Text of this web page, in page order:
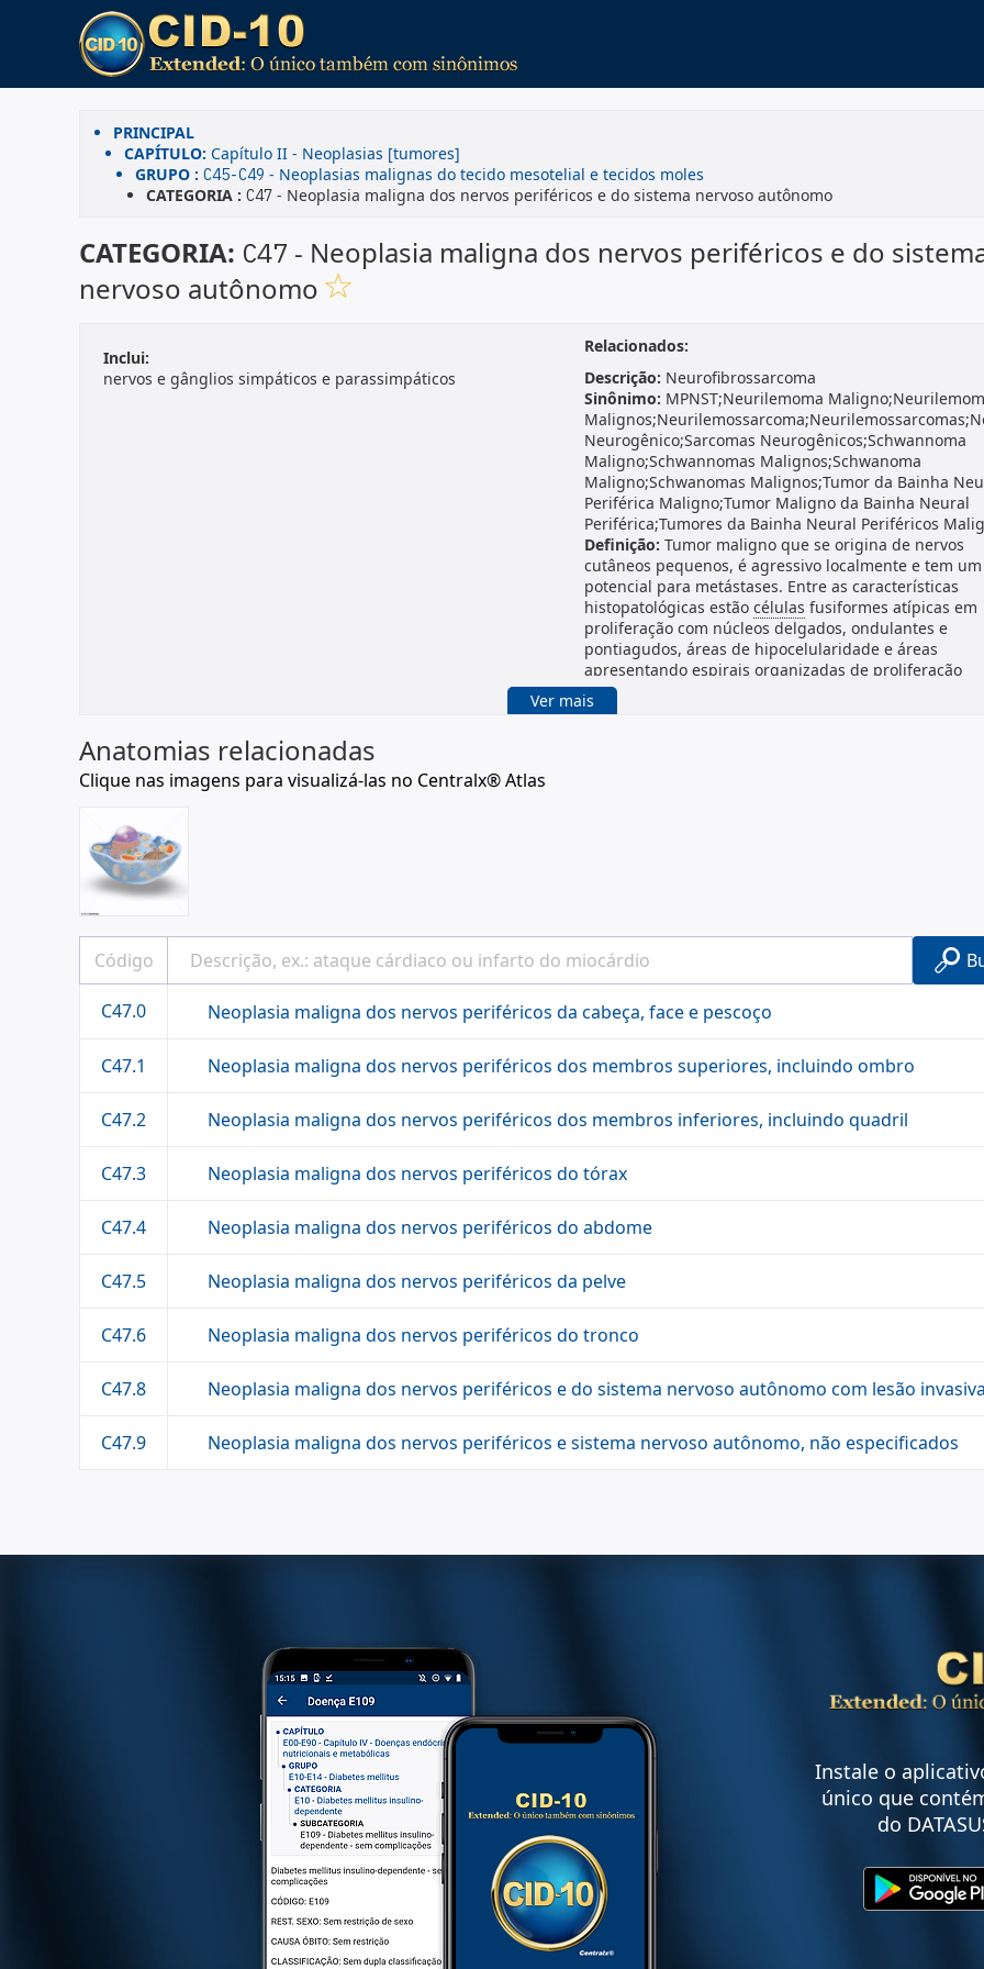
PRINCIPAL
CAPÍTULO: Capítulo II - Neoplasias [tumores]
GRUPO : C45-C49 - Neoplasias malignas do tecido mesotelial e tecidos moles
CATEGORIA : C47 - Neoplasia maligna dos nervos periféricos e do sistema nervoso autônomo
CATEGORIA: C47 - Neoplasia maligna dos nervos periféricos e do
nervoso autônomo
Inclui:
nervos e gânglios simpáticos e parassimpáticos
Relacionados:
Descrição: Neurofibrossarcoma
Sinônimo: MPNST;Neurilemoma
Neurogênico;Sarcomas Neurogênicos;Schwannoma
Maligno;Schwannomas Malignos;Schwanoma
Maligno;Schwanomas Malignos;Tumor da Bainha
Periférica Maligno;Tumor Maligno da Bainha Neural
Periférica;Tumores da Bainha Neural Periféricos
Definição: Tumor maligno que se origina de nervos
cutâneos pequenos, é agressivo localmente e tem um
potencial para metástases. Entre as características
histopatológicas estão células fusiformes atípicas em
proliferação com núcleos delgados, ondulantes e
pontiagudos, áreas de hipocelularidade e áreas
apresentando espirais organizadas de proliferação
fibroblástica. Os locais principais mais comuns são as
extremidades, o retroperitônio e o tronco. Esse
Ver mais
Anatomias relacionadas
Clique nas imagens para visualizá-las no Centralx® Atlas
C47.0 Neoplasia maligna dos nervos periféricos da cabeça, face e pescoço
C47.1 Neoplasia maligna dos nervos periféricos dos membros superiores, incluindo ombro
C47.2 Neoplasia maligna dos nervos periféricos dos membros inferiores, incluindo quadril
C47.3 Neoplasia maligna dos nervos periféricos do tórax
C47.4 Neoplasia maligna dos nervos periféricos do abdome
C47.5 Neoplasia maligna dos nervos periféricos da pelve
C47.6 Neoplasia maligna dos nervos periféricos do tronco
C47.8 Neoplasia maligna dos nervos periféricos e do sistema nervoso autônomo com lesão
C47.9 Neoplasia maligna dos nervos periféricos e sistema nervoso autônomo, não especificados
Instale o
único que
do